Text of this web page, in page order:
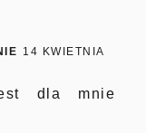
14 KWIETNIA
dla mnie